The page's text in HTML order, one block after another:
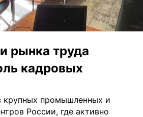
рынка труда
кадровых
промышленных и
России, где активно